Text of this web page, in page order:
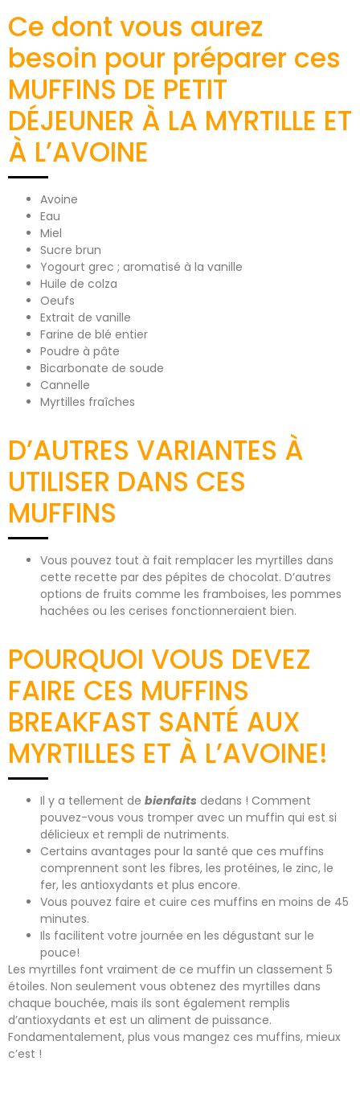
Ce dont vous aurez
besoin pour préparer ces
MUFFINS DE PETIT
DÉJEUNER À LA MYRTILLE ET
À L’AVOINE
Avoine
Eau
Miel
Sucre brun
Yogourt grec ; aromatisé à la vanille
Huile de colza
Oeufs
Extrait de vanille
Farine de blé entier
Poudre à pâte
Bicarbonate de soude
Cannelle
Myrtilles fraîches
D’AUTRES VARIANTES À
UTILISER DANS CES
MUFFINS
Vous pouvez tout à fait remplacer les myrtilles dans
cette recette par des pépites de chocolat. D’autres
options de fruits comme les framboises, les pommes
hachées ou les cerises fonctionneraient bien.
POURQUOI VOUS DEVEZ
FAIRE CES MUFFINS
BREAKFAST SANTÉ AUX
MYRTILLES ET À L’AVOINE!
Il y a tellement de bienfaits dedans ! Comment
pouvez-vous vous tromper avec un muffin qui est si
délicieux et rempli de nutriments.
Certains avantages pour la santé que ces muffins
comprennent sont les fibres, les protéines, le zinc, le
fer, les antioxydants et plus encore.
Vous pouvez faire et cuire ces muffins en moins de 45
minutes.
Ils facilitent votre journée en les dégustant sur le
pouce!
Les myrtilles font vraiment de ce muffin un classement 5
étoiles. Non seulement vous obtenez des myrtilles dans
chaque bouchée, mais ils sont également remplis
d’antioxydants et est un aliment de puissance.
Fondamentalement, plus vous mangez ces muffins, mieux
c’est !